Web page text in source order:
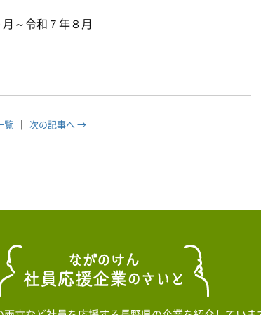
令和７年８月
覧 次の記事へ →